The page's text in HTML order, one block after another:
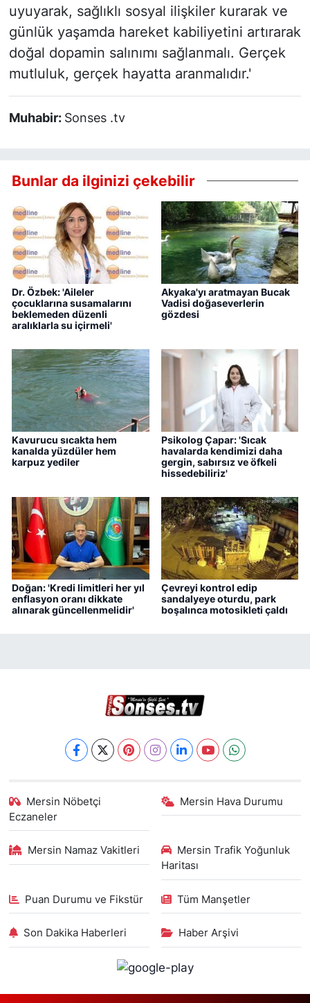
uyuyarak, sağlıklı sosyal ilişkiler kurarak ve
günlük yaşamda hareket kabiliyetini artırarak
doğal dopamin salınımı sağlanmalı. Gerçek
mutluluk, gerçek hayatta aranmalıdır.'
Muhabir: Sonses .tv
Bunlar da ilginizi çekebilir
Dr. Özbek: 'Aileler
çocuklarına susamalarını
beklemeden düzenli
aralıklarla su içirmeli'
Akyaka'yı aratmayan Bucak
Vadisi doğaseverlerin
gözdesi
Kavurucu sıcakta hem
kanalda yüzdüler hem
karpuz yediler
Psikolog Çapar: 'Sıcak
havalarda kendimizi daha
gergin, sabırsız ve öfkeli
hissedebiliriz'
Doğan: 'Kredi limitleri her yıl
enflasyon oranı dikkate
alınarak güncellenmelidir'
Çevreyi kontrol edip
sandalyeye oturdu, park
boşalınca motosikleti çaldı
Mersin Nöbetçi
Eczaneler
Mersin Hava Durumu
Mersin Namaz Vakitleri
Mersin Trafik Yoğunluk
Haritası
Puan Durumu ve Fikstür Tüm Manşetler
Son Dakika Haberleri Haber Arşivi